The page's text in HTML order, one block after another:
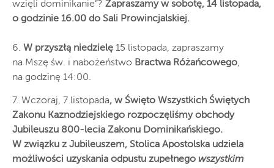
wzięli dominikanie”? Zapraszamy w sobotę, 14 listopada,
o godzinie 16.00 do Sali Prowincjalskiej.
6. W przyszłą niedzielę 15 listopada, zapraszamy
na Mszę św. i nabożeństwo Bractwa Różańcowego,
na godzinę 14:00.
7. Wczoraj, 7 listopada, w Święto Wszystkich Świętych
Zakonu Kaznodziejskiego rozpoczęliśmy obchody
Jubileuszu 800-lecia Zakonu Dominikańskiego.
W związku z Jubileuszem, Stolica Apostolska udziela
możliwości uzyskania odpustu zupełnego wszystkim